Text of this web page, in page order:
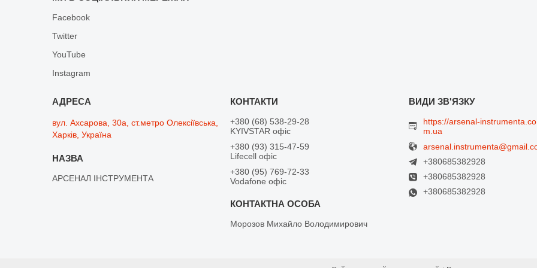
Facebook
Twitter
YouTube
Instagram
вул. Ахсарова, 30а, ст.метро Олексіївська,
Харків, Україна
АРСЕНАЛ ІНСТРУМЕНТА
+380 (68) 538-29-28
KYIVSTAR офіс
+380 (93) 315-47-59
Lifecell офіс
+380 (95) 769-72-33
Vodafone офіс
Морозов Михайло Володимирович
https://arsenal-instrumenta.co
m.ua
+380685382928
+380685382928
+380685382928